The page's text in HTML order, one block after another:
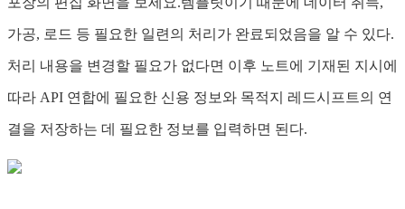
가공, 로드 등 필요한 일련의 처리가 완료되었음을 알 수 있다.
처리 내용을 변경할 필요가 없다면 이후 노트에 기재된 지시에
따라 API 연합에 필요한 신용 정보와 목적지 레드시프트의 연
결을 저장하는 데 필요한 정보를 입력하면 된다.